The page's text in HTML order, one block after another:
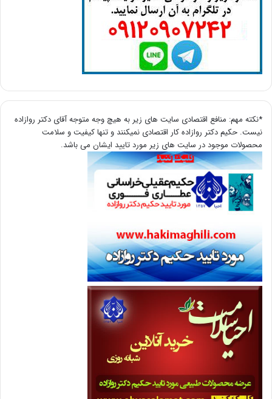
*نکته مهم: منافع اقتصادی سایت های زیر به هیچ وجه متوجه آقای دکتر روازاده
نیست. حکیم دکتر روازاده کار اقتصادی نمیکنند و تنها کیفیت و سلامت
محصولات موجود در سایت های زیر مورد تایید ایشان می باشد.